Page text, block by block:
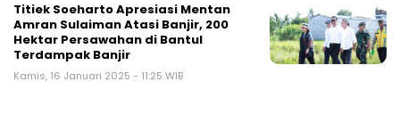
Titiek Soeharto Apresiasi Mentan
Amran Sulaiman Atasi Banjir, 200
Hektar Persawahan di Bantul
Terdampak Banjir
Kamis, 16 Januari 2025 - 11:25 WIB